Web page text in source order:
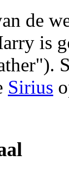
de
is
Sirius